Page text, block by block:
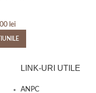
lei
LINK-URI UTILE
ANPC